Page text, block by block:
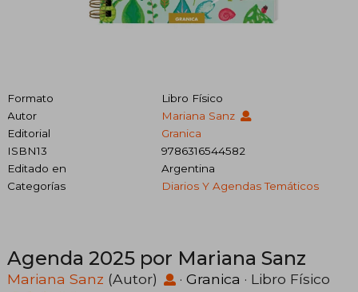
Formato
Libro Físico
Autor
Mariana Sanz
Editorial
Granica
ISBN13
9786316544582
Editado en
Argentina
Categorías
Diarios Y Agendas Temáticos
Agenda 2025 por Mariana Sanz
Mariana Sanz (Autor) · Granica · Libro Físico